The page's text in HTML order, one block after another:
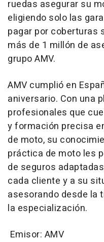
ruedas asegurar su
eligiendo solo las
pagar por coberturas
más de 1 millón de
grupo AMV.
AMV cumplió en
aniversario. Con una
profesionales que
y formación precisa
de moto, su
práctica de moto les
de seguros
cada cliente y a su
asesorando desde la
la especialización.
Emisor: AMV